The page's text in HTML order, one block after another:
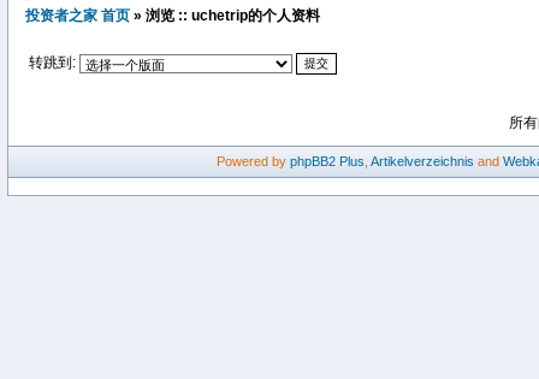
投资者之家 首页 » 浏览 :: uchetrip的个人资料
转跳到:
所
Powered by phpBB2 Plus Artikelverzeichnis and